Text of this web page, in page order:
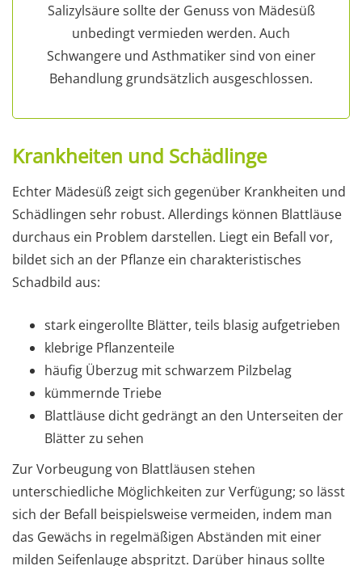
Salizylsäure sollte der Genuss von Mädesüß
unbedingt vermieden werden. Auch
Schwangere und Asthmatiker sind von einer
Behandlung grundsätzlich ausgeschlossen.
Krankheiten und Schädlinge
Echter Mädesüß zeigt sich gegenüber Krankheiten und
Schädlingen sehr robust. Allerdings können Blattläuse
durchaus ein Problem darstellen. Liegt ein Befall vor,
bildet sich an der Pflanze ein charakteristisches
Schadbild aus:
stark eingerollte Blätter, teils blasig aufgetrieben
klebrige Pflanzenteile
häufig Überzug mit schwarzem Pilzbelag
kümmernde Triebe
Blattläuse dicht gedrängt an den Unterseiten der
Blätter zu sehen
Zur Vorbeugung von Blattläusen stehen
unterschiedliche Möglichkeiten zur Verfügung; so lässt
sich der Befall beispielsweise vermeiden, indem man
das Gewächs in regelmäßigen Abständen mit einer
milden Seifenlauge abspritzt. Darüber hinaus sollte